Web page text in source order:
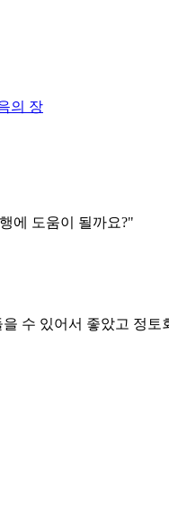
의 장
에 도움이 될까요?"
수 있어서 좋았고 정